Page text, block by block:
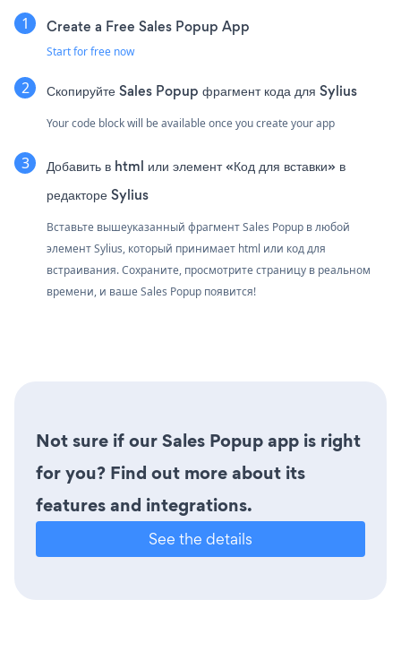
Create a Free Sales Popup App
Start for free now
Скопируйте Sales Popup фрагмент кода для Sylius
Your code block will be available once you create your app
Добавить в html или элемент «Код для вставки» в
редакторе Sylius
Вставьте вышеуказанный фрагмент Sales Popup в любой
элемент Sylius, который принимает html или код для
встраивания. Сохраните, просмотрите страницу в реальном
времени, и ваше Sales Popup появится!
Not sure if our Sales Popup app is right
for you? Find out more about its
features and integrations.
See the details